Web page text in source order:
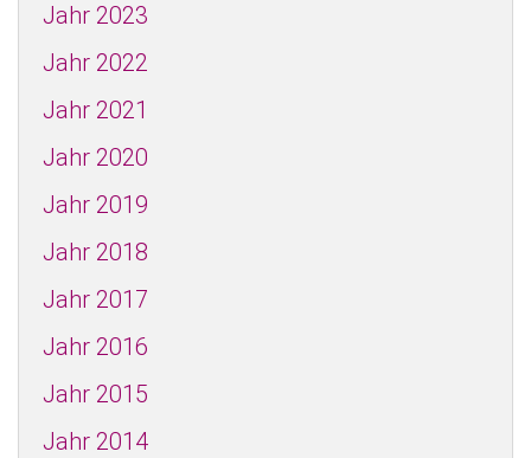
Jahr 2023
Jahr 2022
Jahr 2021
Jahr 2020
Jahr 2019
Jahr 2018
Jahr 2017
Jahr 2016
Jahr 2015
Jahr 2014